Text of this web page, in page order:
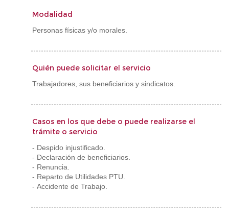
Modalidad
Personas físicas y/o morales.
Quién puede solicitar el servicio
Trabajadores, sus beneficiarios y sindicatos.
Casos en los que debe o puede realizarse el
trámite o servicio
- Despido injustificado.
- Declaración de beneficiarios.
- Renuncia.
- Reparto de Utilidades PTU.
- Accidente de Trabajo.